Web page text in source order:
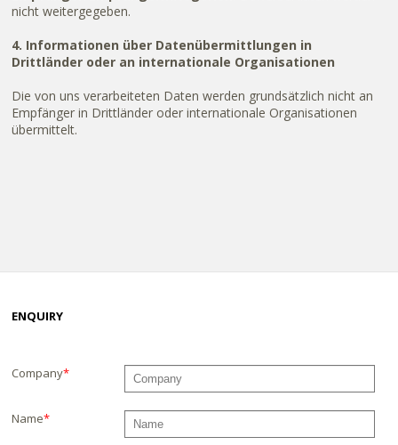
nicht weitergegeben.
4. Informationen über Datenübermittlungen in
Drittländer oder an internationale Organisationen
Die von uns verarbeiteten Daten werden grundsätzlich nicht an
Empfänger in Drittländer oder internationale Organisationen
übermittelt.
ENQUIRY
Company*
Name*